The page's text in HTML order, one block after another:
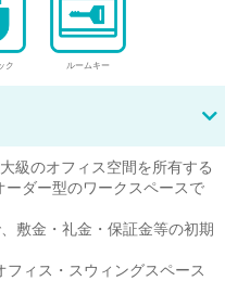
ク ルームキー
級のオフィス空間を所有する
ダー型のワークスペースで
敷金・礼金・保証金等の初期
ィス・スウィングスペース